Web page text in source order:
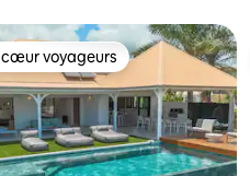
cœur voyageurs
voyageurs